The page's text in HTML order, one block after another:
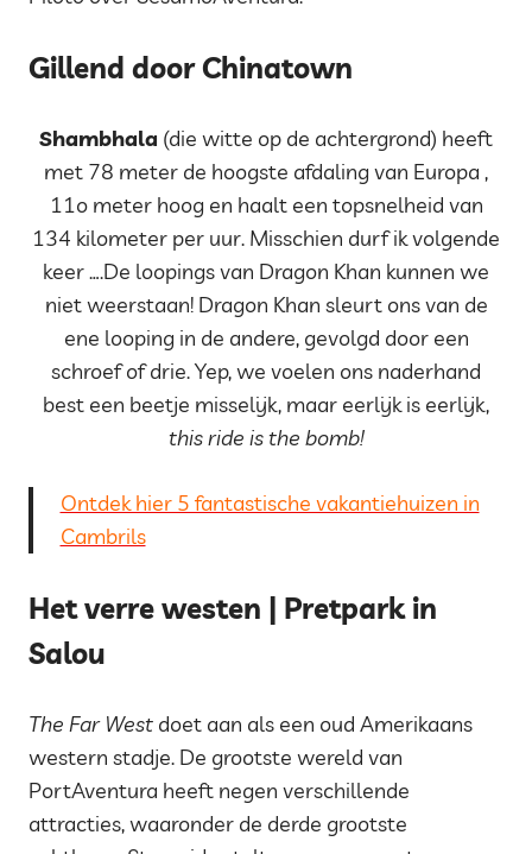
Gillend door Chinatown
Shambhala (die witte op de achtergrond) heeft
met 78 meter de hoogste afdaling van Europa ,
11o meter hoog en haalt een topsnelheid van
134 kilometer per uur. Misschien durf ik volgende
keer ….De loopings van Dragon Khan kunnen we
niet weerstaan! Dragon Khan sleurt ons van de
ene looping in de andere, gevolgd door een
schroef of drie. Yep, we voelen ons naderhand
best een beetje misselijk, maar eerlijk is eerlijk,
this ride is the bomb!
Ontdek hier 5 fantastische vakantiehuizen in
Cambrils
Het verre westen | Pretpark in
Salou
The Far West doet aan als een oud Amerikaans
western stadje. De grootste wereld van
PortAventura heeft negen verschillende
attracties, waaronder de derde grootste